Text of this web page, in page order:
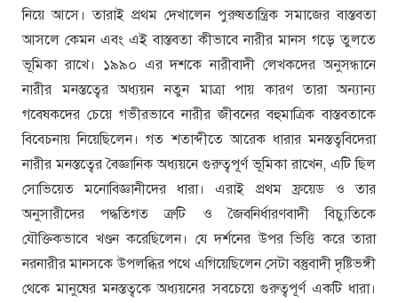
নিয়ে আসে। তারাই প্রথম দেখালেন পুরুষতান্ত্রিক সমাজের বাস্তবতা
আসলে কেমন এবং এই বাস্তবতা কীভাবে নারীর মানস গড়ে তুলতে
ভূমিকা রাখে। ১৯৯০ এর দশকে নারীবাদী লেখকদের অনুসন্ধানে
নারীর মনস্তত্বের অধ্যয়ন নতুন মাত্রা পায় কারণ তারা অন্যান্য
গবেষকদের চেয়ে গভীরভাবে নারীর জীবনের বহুমাত্রিক বাস্তবতাকে
বিবেচনায় নিয়েছিলেন। গত শতাব্দীতে আরেক ধারার মনস্তত্ববিদেরা
নারীর মনস্তত্বের বৈজ্ঞানিক অধ্যয়নে গুরুত্বপূর্ণ ভূমিকা রাখেন, এটি ছিল
সোভিয়েত মনোবিজ্ঞানীদের ধারা। এরাই প্রথম ফ্রয়েড ও তার
অনুসারীদের পদ্ধতিগত ত্রুটি ও জৈবনির্ধারণবাদী বিচ্যুতিকে
যৌক্তিকভাবে খণ্ডন করেছিলেন। যে দর্শনের উপর ভিত্তি করে তারা
নরনারীর মানসকে উপলব্ধির পথে এগিয়েছিলেন সেটা বস্তুবাদী দৃষ্টিভঙ্গী
থেকে মানুষের মনস্তত্বকে অধ্যয়নের সবচেয়ে গুরুত্বপূর্ণ একটি ধারা।